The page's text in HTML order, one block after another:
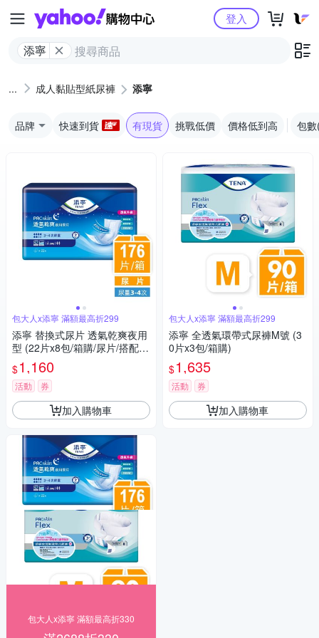
Yahoo購物中心
添寧
登入
成人黏貼型紙尿褲 添寧
品牌 快速到貨 有現貨 挑戰低價 價格低到高 包
包大人x添寧 滿額最高折299
添寧 替換式尿片 透氣乾爽夜用
型 (22片x8包/箱購/尿片/搭配成
人紙尿褲)
$1,160
活動 券
加入購物車
包大人x添寧 滿額最高折330
包大人x添寧 滿額最高折299
添寧 全透氣環帶式尿褲M號 (3
0片x3包/箱購)
$1,635
活動 券
加入購物車